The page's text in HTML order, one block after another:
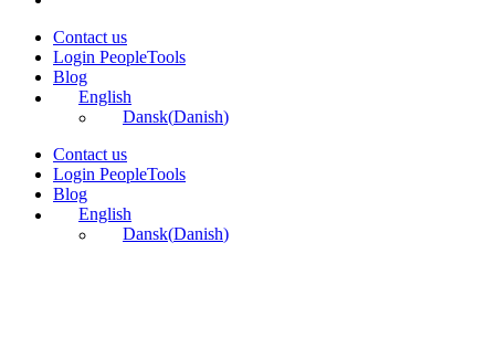
Skip
content
Contact us
Login PeopleTools
Blog
English
Dansk(Danish)
Contact us
Login PeopleTools
Blog
English
Dansk(Danish)